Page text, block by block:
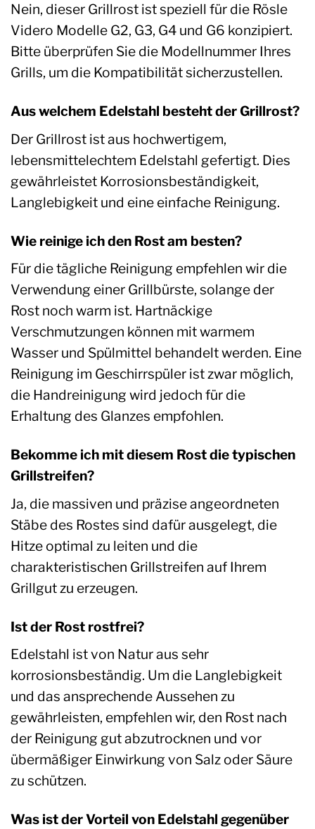
Nein, dieser Grillrost ist speziell für die Rösle
Videro Modelle G2, G3, G4 und G6 konzipiert.
Bitte überprüfen Sie die Modellnummer Ihres
Grills, um die Kompatibilität sicherzustellen.
Aus welchem Edelstahl besteht der Grillrost?
Der Grillrost ist aus hochwertigem,
lebensmittelechtem Edelstahl gefertigt. Dies
gewährleistet Korrosionsbeständigkeit,
Langlebigkeit und eine einfache Reinigung.
Wie reinige ich den Rost am besten?
Für die tägliche Reinigung empfehlen wir die
Verwendung einer Grillbürste, solange der
Rost noch warm ist. Hartnäckige
Verschmutzungen können mit warmem
Wasser und Spülmittel behandelt werden. Eine
Reinigung im Geschirrspüler ist zwar möglich,
die Handreinigung wird jedoch für die
Erhaltung des Glanzes empfohlen.
Bekomme ich mit diesem Rost die typischen
Grillstreifen?
Ja, die massiven und präzise angeordneten
Stäbe des Rostes sind dafür ausgelegt, die
Hitze optimal zu leiten und die
charakteristischen Grillstreifen auf Ihrem
Grillgut zu erzeugen.
Ist der Rost rostfrei?
Edelstahl ist von Natur aus sehr
korrosionsbeständig. Um die Langlebigkeit
und das ansprechende Aussehen zu
gewährleisten, empfehlen wir, den Rost nach
der Reinigung gut abzutrocknen und vor
übermäßiger Einwirkung von Salz oder Säure
zu schützen.
Was ist der Vorteil von Edelstahl gegenüber